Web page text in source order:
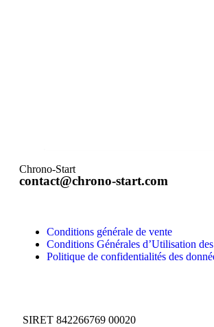
Chrono-Start
contact@chrono-start.com
Conditions générale de vente
Conditions Générales d’Utilisation
Politique de confidentialités des
SIRET 842266769 00020